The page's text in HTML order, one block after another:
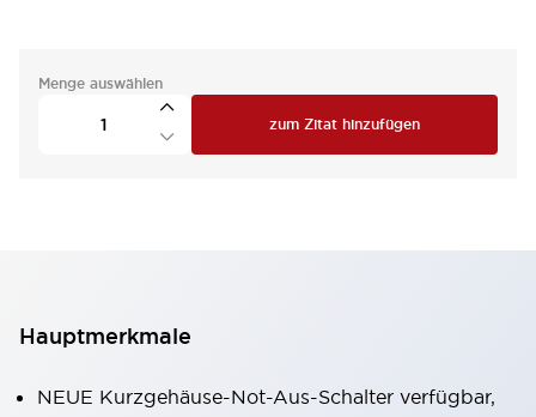
Menge auswählen
zum Zitat hinzufügen
Hauptmerkmale
NEUE Kurzgehäuse-Not-Aus-Schalter verfügbar,